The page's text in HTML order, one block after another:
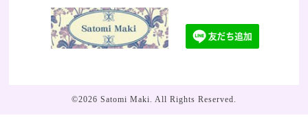
©2026 Satomi Maki. All Rights Reserved.